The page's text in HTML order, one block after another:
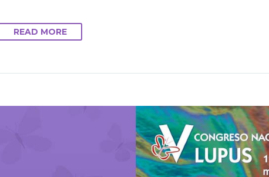
READ MORE